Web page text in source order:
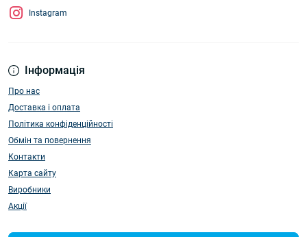
Інформація
Про нас
Доставка і оплата
Політика конфіденційності
Обмін та повернення
Контакти
Карта сайту
Виробники
Акції
Instagram